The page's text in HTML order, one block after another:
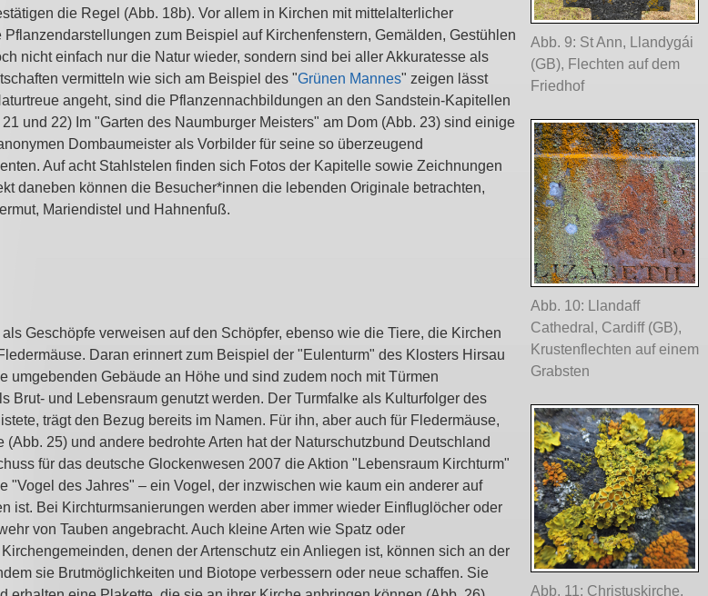
die Regel (Abb. 18b). Vor allem in Kirchen mit mittelalterlicher
zum Beispiel auf Kirchenfenstern, Gemälden, Gestühlen
nicht einfach nur die Natur wieder, sondern sind bei aller Akkuratesse als
vermitteln wie sich am Beispiel des "Grünen Mannes" zeigen lässt
angeht, sind die Pflanzennachbildungen an den Sandstein-Kapitellen
und 22) Im "Garten des Naumburger Meisters" am Dom (Abb. 23) sind einige
Dombaumeister als Vorbilder für seine so überzeugend
Auf acht Stahlstelen finden sich Fotos der Kapitelle sowie Zeichnungen
daneben können die Besucher*innen die lebenden Originale betrachten,
Mariendistel und Hahnenfuß.
Geschöpfe verweisen auf den Schöpfer, ebenso wie die Tiere, die Kirchen
Daran erinnert zum Beispiel der "Eulenturm" des Klosters Hirsau
umgebenden Gebäude an Höhe und sind zudem noch mit Türmen
Brut- und Lebensraum genutzt werden. Der Turmfalke als Kulturfolger des
trägt den Bezug bereits im Namen. Für ihn, aber auch für Fledermäuse,
25) und andere bedrohte Arten hat der Naturschutzbund Deutschland
für das deutsche Glockenwesen 2007 die Aktion "Lebensraum Kirchturm"
"Vogel des Jahres" – ein Vogel, der inzwischen wie kaum ein anderer auf
ist. Bei Kirchturmsanierungen werden aber immer wieder Einfluglöcher oder
von Tauben angebracht. Auch kleine Arten wie Spatz oder
denen der Artenschutz ein Anliegen ist, können sich an der
sie Brutmöglichkeiten und Biotope verbessern oder neue schaffen. Sie
Abb. 9: St Ann, Llandygái
(GB), Flechten auf dem
Friedhof
Abb. 10: Llandaff
Cathedral, Cardiff (GB),
Krustenflechten auf einem
Grabsten
Abb. 11: Christuskirche,